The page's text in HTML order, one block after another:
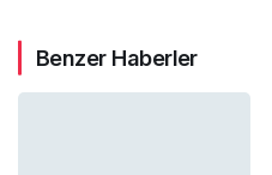
Benzer Haberler